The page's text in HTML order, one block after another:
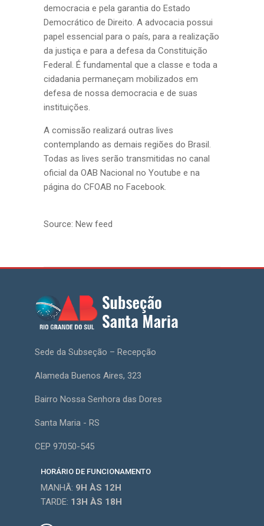
democracia e pela garantia do Estado
Democrático de Direito. A advocacia possui
papel essencial para o país, para a realização
da justiça e para a defesa da Constituição
Federal. É fundamental que a classe e toda a
cidadania permaneçam mobilizados em
defesa de nossa democracia e de suas
instituições.
A comissão realizará outras lives
contemplando as demais regiões do Brasil.
Todas as lives serão transmitidas no canal
oficial da OAB Nacional no Youtube e na
página do CFOAB no Facebook.
Source: New feed
Sede da Subseção – Recepção
Alameda Buenos Aires, 323
Bairro Nossa Senhora das Dores
Santa Maria - RS
CEP 97050-545
HORÁRIO DE FUNCIONAMENTO
MANHÃ: 9H ÀS 12H
TARDE: 13H ÀS 18H